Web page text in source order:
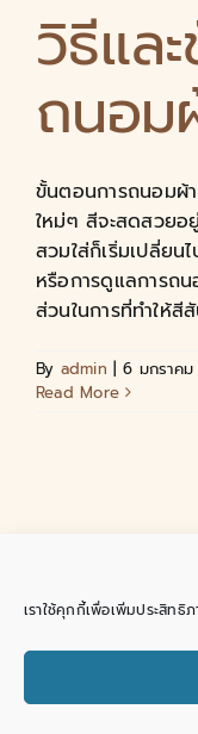
เราใช้คุกกี้เพื่อเพิ่มประสิทธิ
วิธีแล
ถนอม
ขั้นตอนการถนอมผ้า
ใหม่ๆ สีจะสดสวยอ
สวมใส่ก็เริ่มเปลี่ยน
หรือการดูแลการถ
ส่วนในการที่ทำให้
By admin | 6 มกราค
Read More
Reserved |